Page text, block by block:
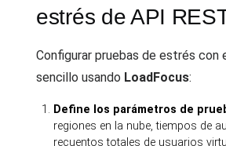
estrés de API
Configurar pruebas de estrés con
sencillo usando LoadFocus:
Define los parámetros de
regiones en la nube, tiempos de
recuentos totales de usuarios